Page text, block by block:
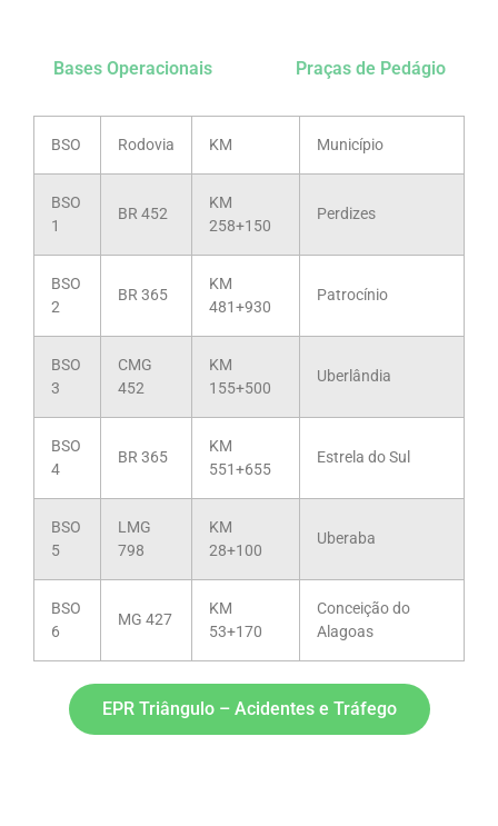
Bases Operacionais Praças de Pedágio
BSO Rodovia KM Município
BSO
1
BR 452
KM
258+150
Perdizes
BSO
2
BR 365
KM
481+930
Patrocínio
BSO
3
CMG
452
KM
155+500
Uberlândia
BSO
4
BR 365
KM
551+655
Estrela do Sul
BSO
5
LMG
798
KM
28+100
Uberaba
BSO
6
MG 427
KM
53+170
Conceição do
Alagoas
EPR Triângulo – Acidentes e Tráfego